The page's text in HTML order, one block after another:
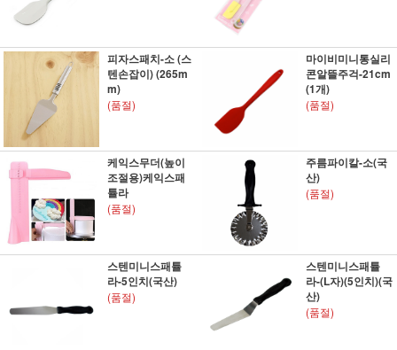
피자스패치-소 (스
텐손잡이) (265m
m)
(품절)
마이비미니통실리
콘알뜰주걱-21cm
(1개)
(품절)
케익스무더(높이
조절용)케익스패
튤라
(품절)
주름파이칼-소(국
산)
(품절)
스텐미니스패튤
라-5인치(국산)
(품절)
스텐미니스패튤
라-(L자)(5인치)(국
산)
(품절)